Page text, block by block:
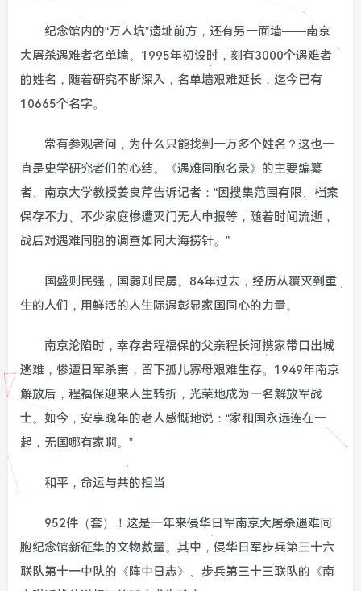
纪念馆内的“万人坑”遗址前方，还有另一面墙——南京
大屠杀遇难者名单墙。1995年初设时，刻有3000个遇难者
的姓名，随着研究不断深入，名单墙艰难延长，迄今已有
10665个名字。
常有参观者问，为什么只能找到一万多个姓名？这也一
直是史学研究者们的心结。《遇难同胞名录》的主要编纂
者、南京大学教授姜良芹告诉记者：“因搜集范围有限、档案
保存不力、不少家庭惨遭灭门无人申报等，随着时间流逝，
战后对遇难同胞的调查如同大海捞针。”
国盛则民强，国弱则民孱。84年过去，经历从覆灭到重
生的人们，用鲜活的人生际遇彰显家国同心的力量。
南京沦陷时，幸存者程福保的父亲程长河携家带口出城
逃难，惨遭日军杀害，留下孤儿寡母艰难生存。1949年南京
解放后，程福保迎来人生转折，光荣地成为一名解放军战
士。如今，安享晚年的老人感慨地说：“家和国永远连在一
起，无国哪有家啊。”
和平，命运与共的担当
952件（套）！这是一年来侵华日军南京大屠杀遇难同
胞纪念馆新征集的文物数量。其中，侵华日军步兵第三十六
联队第十一中队的《阵中日志》、步兵第三十三联队的《南